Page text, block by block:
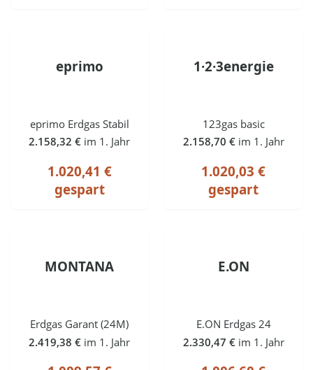
eprimo
eprimo Erdgas Stabil
2.158,32 € im 1. Jahr
1.020,41 €
gespart
1·2·3energie
123gas basic
2.158,70 € im 1. Jahr
1.020,03 €
gespart
MONTANA
Erdgas Garant (24M)
2.419,38 € im 1. Jahr
E.ON
E.ON Erdgas 24
2.330,47 € im 1. Jahr